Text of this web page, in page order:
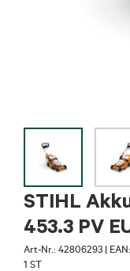
STIHL
453.3 PV
Art-Nr.: 42806293 |
1 ST